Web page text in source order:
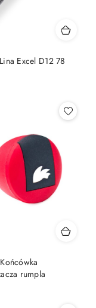
Excel D12 78
rumpla